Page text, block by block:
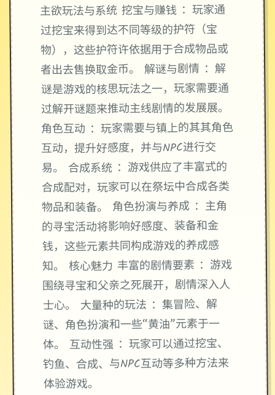
主欲玩法与系统 挖宝与赚钱 ：玩家通
过挖宝来得到达不同等级的护符（宝
物），这些护符许依据用于合成物品或
者出去售换取金币。 解谜与剧情 ：解
谜是游戏的核思玩法之一，玩家需要通
过解开谜题来推动主线剧情的发展展。
角色互动 ：玩家需要与镇上的其其角色
互动，提升好感度，并与NPC进行交
易。 合成系统 ：游戏供应了丰富式的
合成配对，玩家可以在祭坛中合成各类
物品和装备。 角色扮演与养成 ：主角
的寻宝活动将影响好感度、装备和金
钱，这些元素共同构成游戏的养成感
知。 核心魅力 丰富的剧情要素 ：游戏
围绕寻宝和父亲之死展开，剧情深入人
士心。 大量种的玩法 ：集冒险、解
谜、角色扮演和一些“黄油”元素于一
体。 互动性强 ：玩家可以通过挖宝、
钓鱼、合成、与NPC互动等多种方法来
体验游戏。